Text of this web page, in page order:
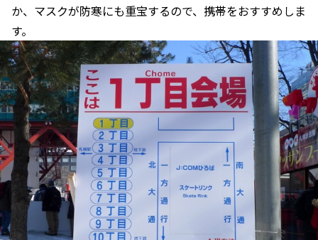
か、マスクが防寒にも重宝するので、携帯をおすすめしま
す。